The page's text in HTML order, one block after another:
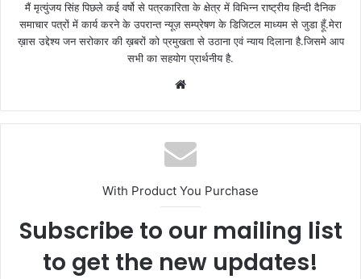
मैं मृत्युंजय सिंह पिछले कई वर्षो से पत्रकारिता के क्षेत्र में विभिन्न राष्ट्रीय हिन्दी दैनिक
समाचार पत्रों में कार्य करने के उपरान्त न्यूज़ सम्प्रेषण के डिजिटल माध्यम से जुडा हूँ.मेरा
ख़ास उद्देश्य जन सरोकार की ख़बरों को प्रमुखता से उठाना एवं न्याय दिलाना है.जिसमे आप
सभी का सहयोग प्रार्थनीय है.
With Product You Purchase
Subscribe to our mailing list
to get the new updates!